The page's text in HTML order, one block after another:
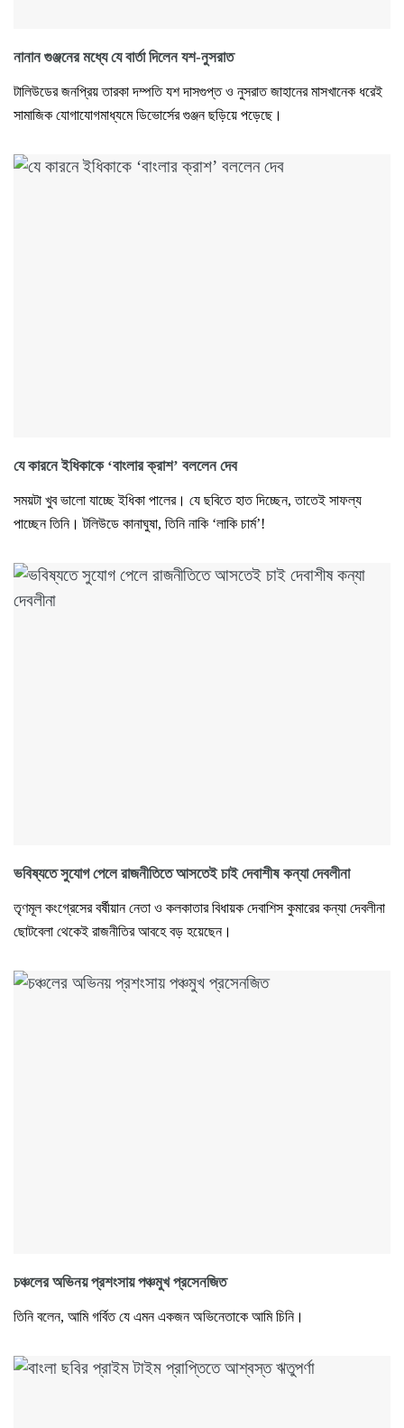
নানান গুঞ্জনের মধ্যে যে বার্তা দিলেন যশ-নুসরাত
টালিউডের জনপ্রিয় তারকা দম্পতি যশ দাসগুপ্ত ও নুসরাত জাহানের মাসখানেক ধরেই
সামাজিক যোগাযোগমাধ্যমে ডিভোর্সের গুঞ্জন ছড়িয়ে পড়েছে।
যে কারনে ইধিকাকে ‘বাংলার ক্রাশ’ বললেন দেব
সময়টা খুব ভালো যাচ্ছে ইধিকা পালের। যে ছবিতে হাত দিচ্ছেন, তাতেই সাফল্য
পাচ্ছেন তিনি। টলিউডে কানাঘুষা, তিনি নাকি ‘লাকি চার্ম’!
ভবিষ্যতে সুযোগ পেলে রাজনীতিতে আসতেই চাই দেবাশীষ কন্যা দেবলীনা
তৃণমূল কংগ্রেসের বর্ষীয়ান নেতা ও কলকাতার বিধায়ক দেবাশিস কুমারের কন্যা দেবলীনা
ছোটবেলা থেকেই রাজনীতির আবহে বড় হয়েছেন।
চঞ্চলের অভিনয় প্রশংসায় পঞ্চমুখ প্রসেনজিত
তিনি বলেন, আমি গর্বিত যে এমন একজন অভিনেতাকে আমি চিনি।